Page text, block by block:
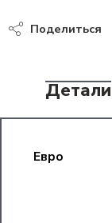
Поделиться
Детали
Евро